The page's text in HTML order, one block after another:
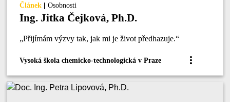
Článek | Osobnosti
Ing. Jitka Čejková, Ph.D.
„Přijímám výzvy tak, jak mi je život předhazuje.“
Vysoká škola chemicko-technologická v Praze